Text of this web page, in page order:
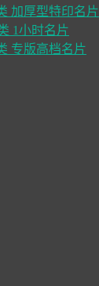
加厚型特印名片
1小时名片
专版高档名片